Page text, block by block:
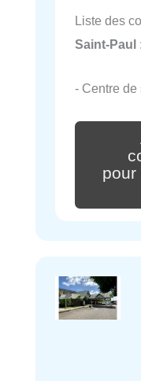
Liste des
Saint-Paul :
- Centre de
pour